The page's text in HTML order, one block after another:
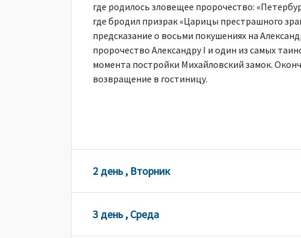
где родилось зловещее пророчество:
где бродил призрак «Царицы престрашного
предсказание о восьми покушениях на
пророчество Александру I и один из самых
момента постройки Михайловский замок.
возвращение в гостиницу.
2 день , Вторник
3 день , Среда